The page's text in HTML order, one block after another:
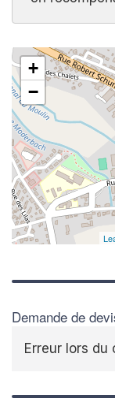
+
−
Demande de
Erreur lors